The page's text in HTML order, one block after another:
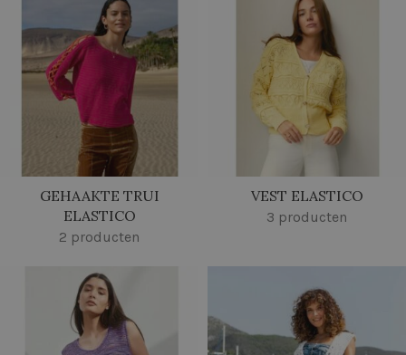
GEHAAKTE TRUI
ELASTICO
2 producten
VEST ELASTICO
3 producten